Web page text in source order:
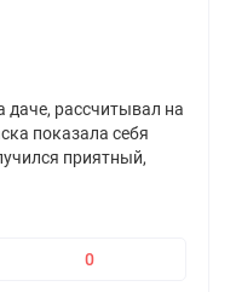
рассчитывал на
показала себя
приятный,
0